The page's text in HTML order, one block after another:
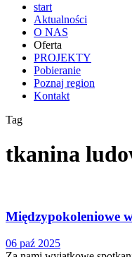
start
Aktualności
O NAS
Oferta
PROJEKTY
Pobieranie
Poznaj region
Kontakt
Tag
tkanina
Międzypokoleniowe
06 paź 2025